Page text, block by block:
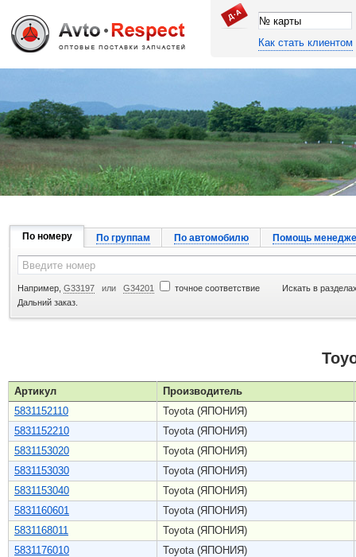
Джапан Авто
Как стать клиентом
По номеру По группам По автомобилю Помощь
Например, G33197 или G34201 точное соответствие
Искать в
Дальний заказ.
Артикул
Производитель
5831152110
Toyota (ЯПОНИЯ)
5831152210
Toyota (ЯПОНИЯ)
5831153020
Toyota (ЯПОНИЯ)
5831153030
Toyota (ЯПОНИЯ)
5831153040
Toyota (ЯПОНИЯ)
5831160601
Toyota (ЯПОНИЯ)
5831168011
Toyota (ЯПОНИЯ)
5831176010
Toyota (ЯПОНИЯ)